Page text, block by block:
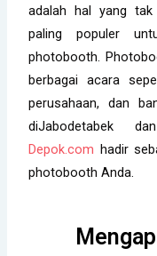
adalah hal yang
paling populer
photobooth.
berbagai acara
perusahaan, dan
diJabodetabek
Depok.com hadir
photobooth Anda.